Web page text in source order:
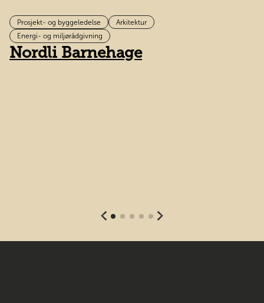
Prosjekt- og byggeledelse
Arkitektur
Energi- og miljørådgivning
Nordli Barnehage